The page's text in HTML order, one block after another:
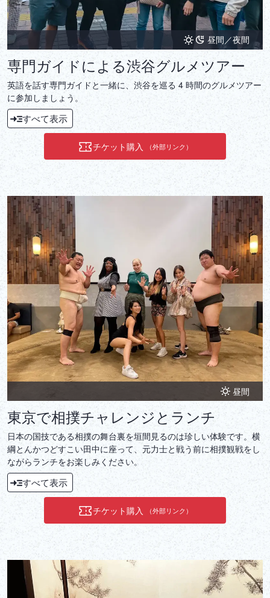
昼間／夜間
専門ガイドによる渋谷グルメツアー
英語を話す専門ガイドと一緒に、渋谷を巡る 4 時間のグルメツアー
に参加しましょう。
すべて表示
チケット購入 （外部リンク）
昼間
東京で相撲チャレンジとランチ
日本の国技である相撲の舞台裏を垣間見るのは珍しい体験です。横
綱とんかつどすこい田中に座って、元力士と戦う前に相撲観戦をし
ながらランチをお楽しみください。
すべて表示
チケット購入 （外部リンク）